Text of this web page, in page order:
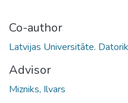
Co-author
Latvijas Universitāte.
Advisor
Mizniks, Ilvars